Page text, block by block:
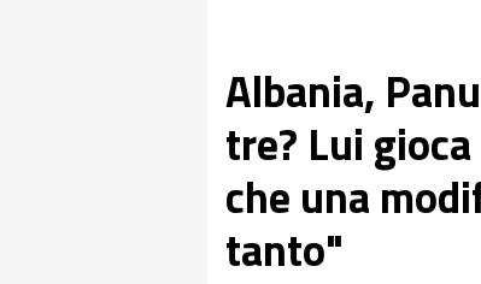
Albania,
tre? Lui
che una
tanto"